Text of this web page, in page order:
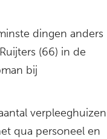
dingen anders
(66) in de
bij
verpleeghuizen
qua personeel en